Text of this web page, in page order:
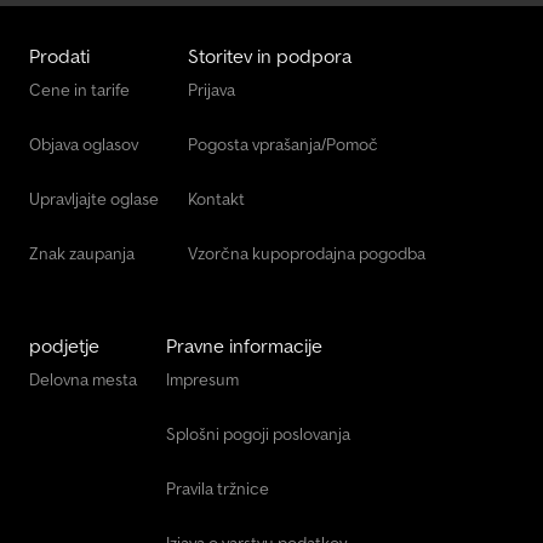
Prodati
Cene in tarife
Objava oglasov
Upravljajte oglase
Znak zaupanja
Storitev in podpora
Prijava
Pogosta vprašanja/Pomoč
Kontakt
Vzorčna kupoprodajna pogodba
podjetje
Delovna mesta
Pravne informacije
Impresum
Splošni pogoji poslovanja
Pravila tržnice